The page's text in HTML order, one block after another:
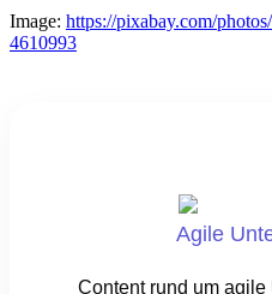
Image: https://pixabay.com/
4610993
Agile
Content rund um